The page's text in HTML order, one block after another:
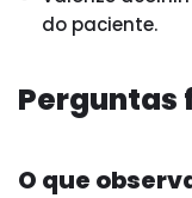
do paciente.
Perguntas
O que